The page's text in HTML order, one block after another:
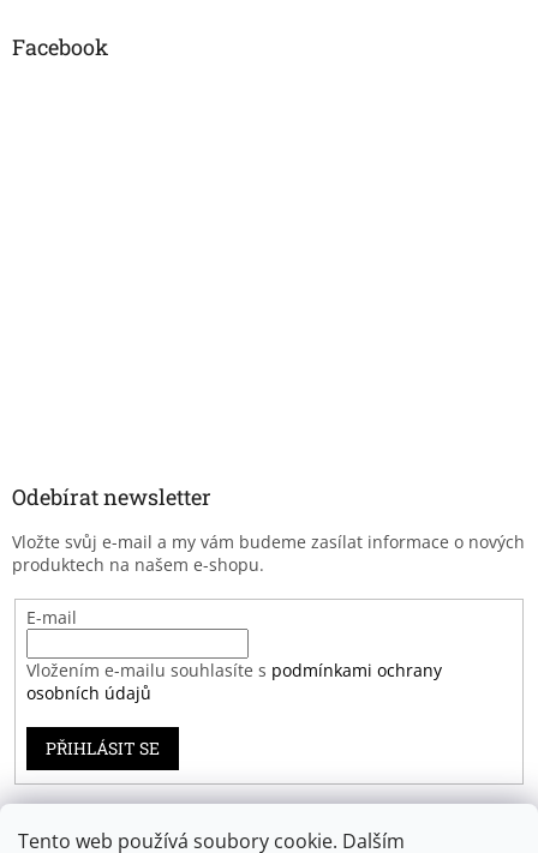
Tento web používá soubory cookie. Dalším
Facebook
Odebírat newsletter
Vložte svůj e-mail a my vám budeme zasílat informace o nových
produktech na našem e-shopu.
E-mail
Vložením e-mailu souhlasíte s podmínkami ochrany
osobních údajů
PŘIHLÁSIT SE